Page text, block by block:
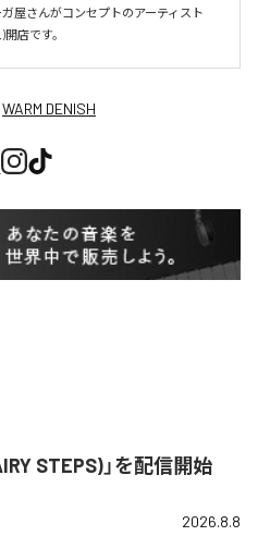
屋さんがコンセプトのアーティスト
店です。
WARM DENISH
STEPS)」を配信開始
2026.8.8